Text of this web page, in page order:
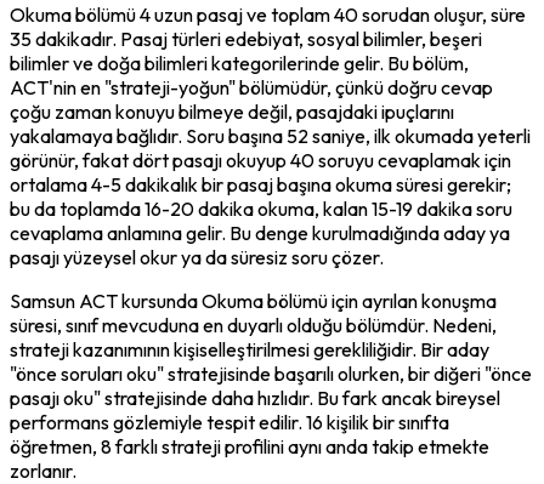
Okuma bölümü 4 uzun pasaj ve toplam 40 sorudan oluşur, süre
35 dakikadır. Pasaj türleri edebiyat, sosyal bilimler, beşeri
bilimler ve doğa bilimleri kategorilerinde gelir. Bu bölüm,
ACT'nin en "strateji-yoğun" bölümüdür, çünkü doğru cevap
çoğu zaman konuyu bilmeye değil, pasajdaki ipuçlarını
yakalamaya bağlıdır. Soru başına 52 saniye, ilk okumada yeterli
görünür, fakat dört pasajı okuyup 40 soruyu cevaplamak için
ortalama 4-5 dakikalık bir pasaj başına okuma süresi gerekir;
bu da toplamda 16-20 dakika okuma, kalan 15-19 dakika soru
cevaplama anlamına gelir. Bu denge kurulmadığında aday ya
pasajı yüzeysel okur ya da süresiz soru çözer.
Samsun ACT kursunda Okuma bölümü için ayrılan konuşma
süresi, sınıf mevcuduna en duyarlı olduğu bölümdür. Nedeni,
strateji kazanımının kişiselleştirilmesi gerekliliğidir. Bir aday
"önce soruları oku" stratejisinde başarılı olurken, bir diğeri "önce
pasajı oku" stratejisinde daha hızlıdır. Bu fark ancak bireysel
performans gözlemiyle tespit edilir. 16 kişilik bir sınıfta
öğretmen, 8 farklı strateji profilini aynı anda takip etmekte
zorlanır.